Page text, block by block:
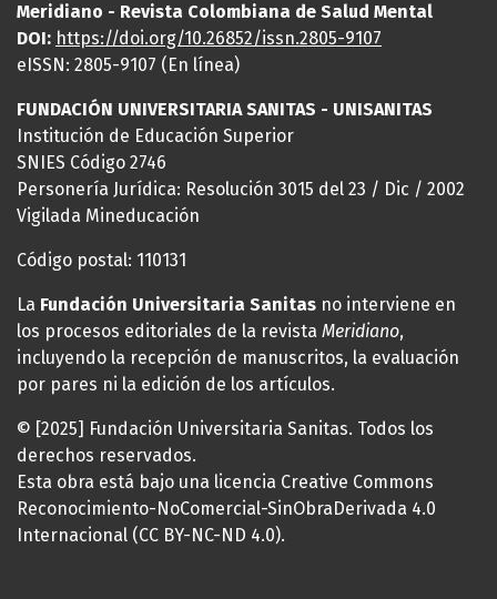
Meridiano - Revista Colombiana de Salud Mental
DOI: https://doi.org/10.26852/issn.2805-9107
eISSN: 2805-9107 (En línea)
FUNDACIÓN UNIVERSITARIA SANITAS - UNISANITAS
Institución de Educación Superior
SNIES Código 2746
Personería Jurídica: Resolución 3015 del 23 / Dic / 2002
Vigilada Mineducación
Código postal: 110131
La Fundación Universitaria Sanitas no interviene en
los procesos editoriales de la revista Meridiano,
incluyendo la recepción de manuscritos, la evaluación
por pares ni la edición de los artículos.
© [2025] Fundación Universitaria Sanitas. Todos los
derechos reservados.
Esta obra está bajo una licencia Creative Commons
Reconocimiento-NoComercial-SinObraDerivada 4.0
Internacional (CC BY-NC-ND 4.0).